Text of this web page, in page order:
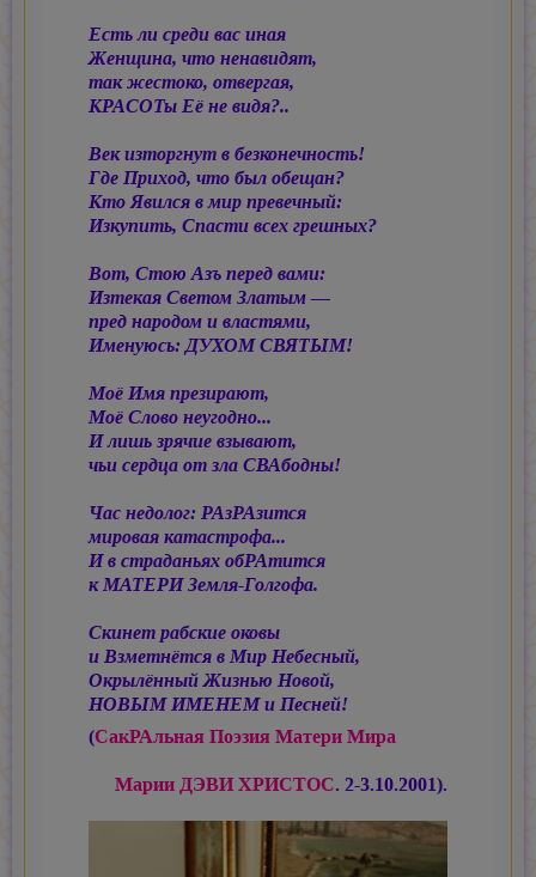
Есть ли среди вас иная
Женщина, что ненавидят,
так жестоко, отвергая,
КРАСОТы Её не видя?..
Век изторгнут в безконечность!
Где Приход, что был обещан?
Кто Явился в мир превечный:
Изкупить, Спасти всех грешных?
Вот, Стою Азъ перед вами:
Изтекая Светом Златым —
пред народом и властями,
Именуюсь: ДУХОМ СВЯТЫМ!
Моё Имя презирают,
Моё Слово неугодно...
И лишь зрячие взывают,
чьи сердца от зла СВАбодны!
Час недолог: РАзРАзится
мировая катастрофа...
И в страданьях обРАтится
к МАТЕРИ Земля-Голгофа.
Скинет рабские оковы
и Взметнётся в Мир Небесный,
Окрылённый Жизнью Новой,
НОВЫМ ИМЕНЕМ и Песней!
(СакРАльная Поэзия Матери Мира
Марии ДЭВИ ХРИСТОС. 2-3.10.2001).